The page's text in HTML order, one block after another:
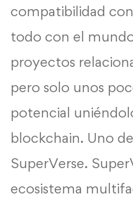
compatibilidad
todo con el
proyectos
pero solo unos
potencial
blockchain. Uno
SuperVerse.
ecosistema